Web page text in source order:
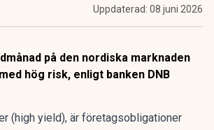
Uppdaterad: 08 juni 2026
på den nordiska marknaden
hög risk, enligt banken DNB
(high yield), är företagsobligationer